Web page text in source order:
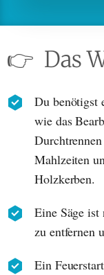
👉 Das
Du benötigst
wie das
Mahlzeiten
Holzkerben.
Eine Säge
zu entfernen
Ein